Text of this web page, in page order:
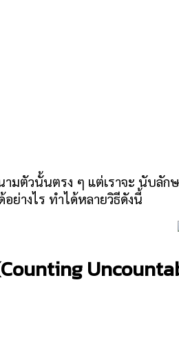
มตัวนั้นตรง ๆ แต่เราจะ นับลั
ย่างไร ทำได้หลายวิธีดังนี้